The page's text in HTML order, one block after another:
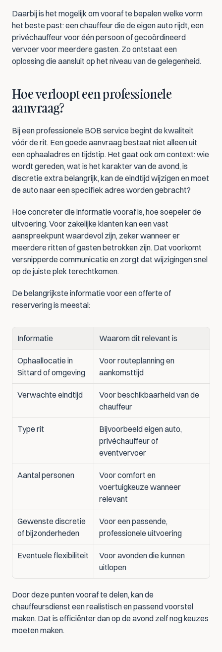
Daarbij is het mogelijk om vooraf te bepalen welke vorm
het beste past: een chauffeur die de eigen auto rijdt, een
privéchauffeur voor één persoon of gecoördineerd
vervoer voor meerdere gasten. Zo ontstaat een
oplossing die aansluit op het niveau van de gelegenheid.
Hoe verloopt een professionele
aanvraag?
Bij een professionele BOB service begint de kwaliteit
vóór de rit. Een goede aanvraag bestaat niet alleen uit
een ophaaladres en tijdstip. Het gaat ook om context: wie
wordt gereden, wat is het karakter van de avond, is
discretie extra belangrijk, kan de eindtijd wijzigen en moet
de auto naar een specifiek adres worden gebracht?
Hoe concreter die informatie vooraf is, hoe soepeler de
uitvoering. Voor zakelijke klanten kan een vast
aanspreekpunt waardevol zijn, zeker wanneer er
meerdere ritten of gasten betrokken zijn. Dat voorkomt
versnipperde communicatie en zorgt dat wijzigingen snel
op de juiste plek terechtkomen.
De belangrijkste informatie voor een offerte of
reservering is meestal:
Informatie Waarom dit relevant is
Ophaallocatie in
Sittard of omgeving
Voor routeplanning en
aankomsttijd
Verwachte eindtijd
Voor beschikbaarheid van de
chauffeur
Type rit
Bijvoorbeeld eigen auto,
privéchauffeur of
eventvervoer
Aantal personen
Voor comfort en
voertuigkeuze wanneer
relevant
Gewenste discretie
of bijzonderheden
Voor een passende,
professionele uitvoering
Eventuele flexibiliteit
Voor avonden die kunnen
uitlopen
Door deze punten vooraf te delen, kan de
chauffeursdienst een realistisch en passend voorstel
maken. Dat is efficiënter dan op de avond zelf nog keuzes
moeten maken.